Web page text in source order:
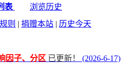
表
浏览历史
则 | 捐赠本站 | 历史今天
因子、分区 已更新！
(2026-6-17)